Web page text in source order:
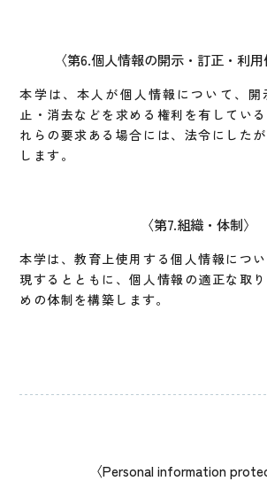
第6.個人情報の開示・訂正・利
本学は、本人が個人情報について、開
止・消去などを求める権利を有してい
れらの要求ある場合には、法令にした
します。
第7.組織・体制
本学は、教育上使用する個人情報につ
現するとともに、個人情報の適正な取
めの体制を構築します。
Personal information